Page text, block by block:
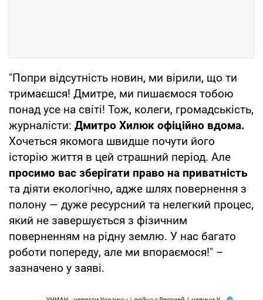
"Попри відсутність новин, ми вірили, що ти
тримаєшся! Дмитре, ми пишаємося тобою
понад усе на світі! Тож, колеги, громадськість,
журналісти: Дмитро Хилюк офіційно вдома.
Хочеться якомога швидше почути його
історію життя в цей страшний період. Але
просимо вас зберігати право на приватність
та діяти екологічно, адже шлях повернення з
полону — дуже ресурсний та нелегкий процес,
який не завершується з фізичним
поверненням на рідну землю. У нас багато
роботи попереду, але ми впораємося!" –
зазначено у заяві.